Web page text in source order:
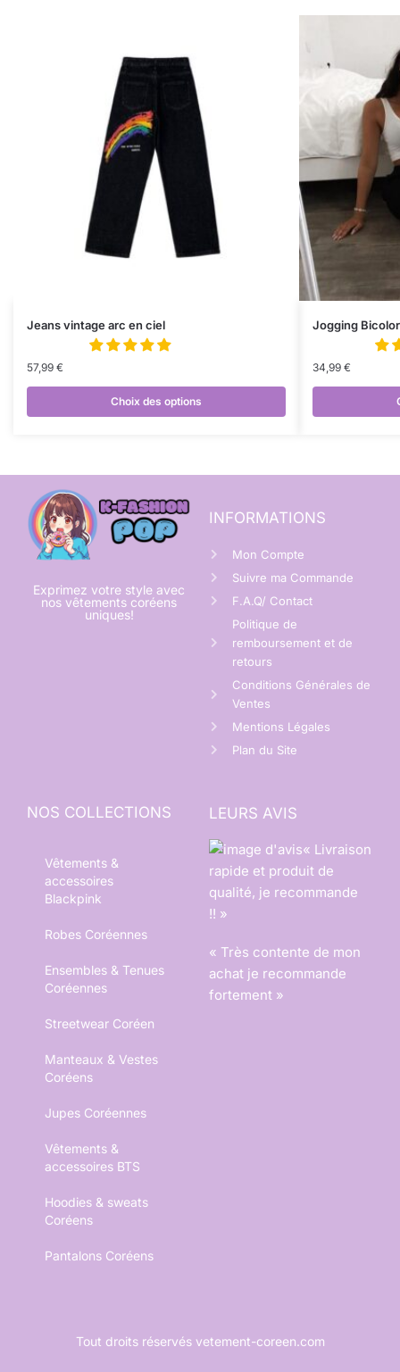
Jeans vintage arc en ciel
57,99 €
Choix des options
Jogging
34,99 €
Exprimez votre style avec
nos vêtements coréens
uniques!
INFORMATIONS
Mon Compte
Suivre ma Commande
F.A.Q/ Contact
Politique de
remboursement et de
retours
Conditions Générales de
Ventes
Mentions Légales
Plan du Site
NOS COLLECTIONS
Vêtements &
accessoires
Blackpink
Robes Coréennes
Ensembles & Tenues
Coréennes
Streetwear Coréen
Manteaux & Vestes
Coréens
Jupes Coréennes
Vêtements &
accessoires BTS
Hoodies & sweats
Coréens
Pantalons Coréens
LEURS AVIS
« Livraison
rapide et produit de
qualité, je recommande
!! »
« Très contente de mon
achat je recommande
fortement »
Tout droits réservés vetement-coreen.com